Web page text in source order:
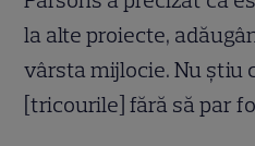
la alte proiecte,
vârsta mijlocie. Nu știu
[tricourile] fără să par